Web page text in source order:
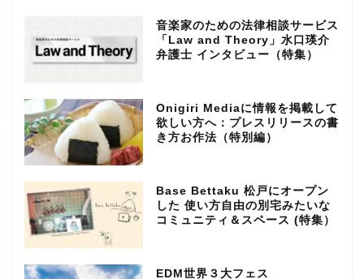
音楽家のための法律相談サービス
「Law and Theory」水口瑛介
弁護士 インタビュー（特集）
Onigiri Mediaに情報を掲載して
欲しい方へ：プレスリリースの書
き方お作法（特別編）
Base Bettaku 松戸にオープン
した 使い方自由の別宅みたいな
コミュニティ＆スペース (特集）
EDM世界３大フェス